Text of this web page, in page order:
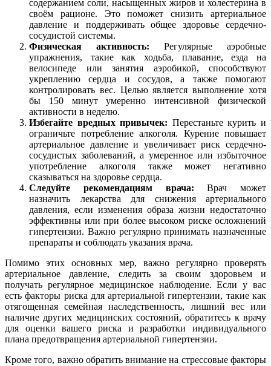
содержанием соли, насыщенных жиров и холестерина в
своём рационе. Это поможет снизить артериальное
давление и поддерживать общее здоровье сердечно-
сосудистой системы.
Физическая активность: Регулярные аэробные
упражнения, такие как ходьба, плавание, езда на
велосипеде или занятия аэробикой, способствуют
укреплению сердца и сосудов, а также помогают
контролировать вес. Целью является выполнение хотя
бы 150 минут умеренно интенсивной физической
активности в неделю.
Избегайте вредных привычек: Перестаньте курить и
ограничьте потребление алкоголя. Курение повышает
артериальное давление и увеличивает риск сердечно-
сосудистых заболеваний, а умеренное или избыточное
употребление алкоголя также может негативно
сказываться на здоровье сердца.
Следуйте рекомендациям врача: Врач может
назначить лекарства для снижения артериального
давления, если изменения образа жизни недостаточно
эффективны или при более высоком риске осложнений
гипертензии. Важно регулярно принимать назначенные
препараты и соблюдать указания врача.
Помимо этих основных мер, важно регулярно проверять
артериальное давление, следить за своим здоровьем и
получать регулярное медицинское наблюдение. Если у вас
есть факторы риска для артериальной гипертензии, такие как
отягощенная семейная наследственность, лишний вес или
наличие других медицинских состояний, обратитесь к врачу
для оценки вашего риска и разработки индивидуального
плана предотвращения артериальной гипертензии.
Кроме того, важно обратить внимание на стрессовые факторы